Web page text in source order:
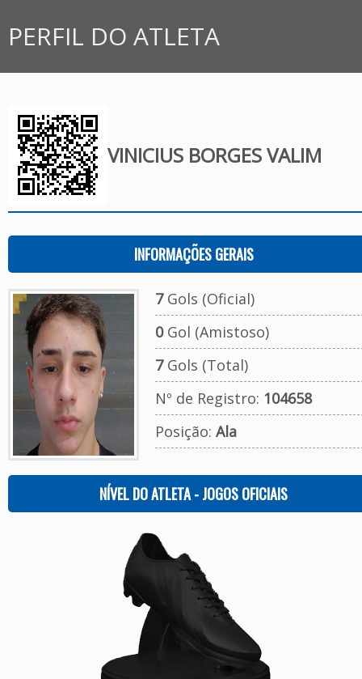
PERFIL DO ATLETA
VINICIUS BORGES VALIM
INFORMAÇÕES GERAIS
7Gols (Oficial)
0Gol (Amistoso)
7Gols (Total)
Nº de Registro: 104658
Posição: Ala
NÍVEL DO ATLETA - JOGOS OFICIAIS